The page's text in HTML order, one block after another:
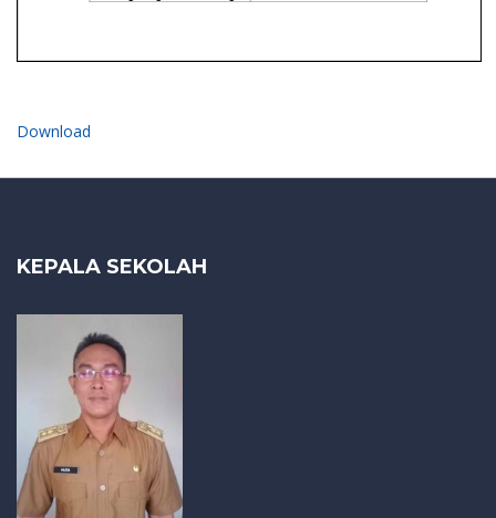
Download
KEPALA SEKOLAH